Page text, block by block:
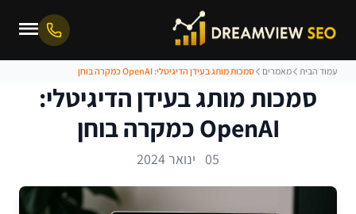
עמוד הבית מאמרים סמכות מותג בעידן הדיגיטלי: OpenAI כמקרה בוחן
סמכות מותג בעידן הדיגיטלי:
OpenAI כמקרה בוחן
05 ינואר 2024